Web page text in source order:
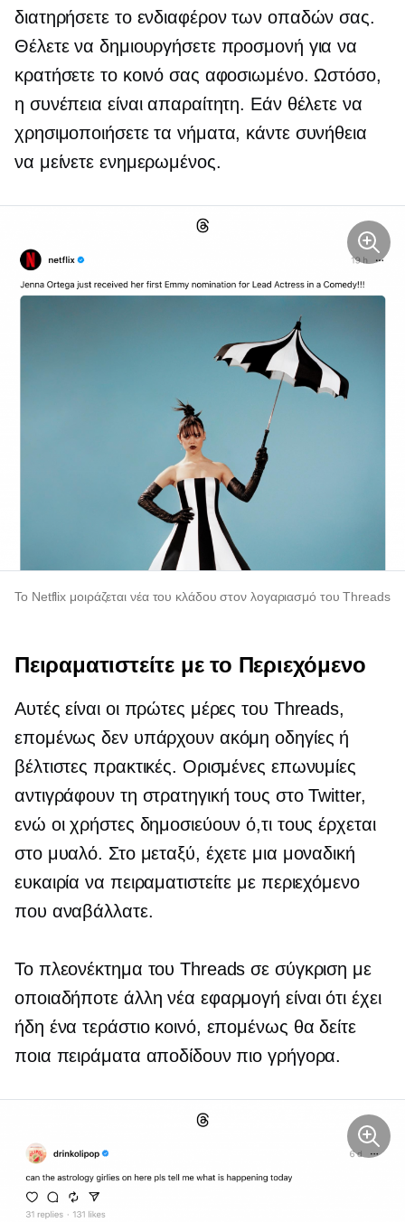
διατηρήσετε το ενδιαφέρον των οπαδών σας.
Θέλετε να δημιουργήσετε προσμονή για να
κρατήσετε το κοινό σας αφοσιωμένο. Ωστόσο,
η συνέπεια είναι απαραίτητη. Εάν θέλετε να
χρησιμοποιήσετε τα νήματα, κάντε συνήθεια
να μείνετε ενημερωμένος.
Το Netflix μοιράζεται νέα του κλάδου στον λογαριασμό του Threads
Πειραματιστείτε με το Περιεχόμενο
Αυτές είναι οι πρώτες μέρες του Threads,
επομένως δεν υπάρχουν ακόμη οδηγίες ή
βέλτιστες πρακτικές. Ορισμένες επωνυμίες
αντιγράφουν τη στρατηγική τους στο Twitter,
ενώ οι χρήστες δημοσιεύουν ό,τι τους έρχεται
στο μυαλό. Στο μεταξύ, έχετε μια μοναδική
ευκαιρία να πειραματιστείτε με περιεχόμενο
που αναβάλλατε.
Το πλεονέκτημα του Threads σε σύγκριση με
οποιαδήποτε άλλη νέα εφαρμογή είναι ότι έχει
ήδη ένα τεράστιο κοινό, επομένως θα δείτε
ποια πειράματα αποδίδουν πιο γρήγορα.